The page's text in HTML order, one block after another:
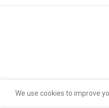
We use cookies to improve